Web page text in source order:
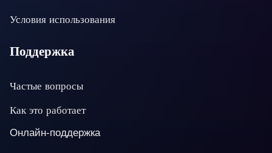
Условия использования
Поддержка
Частые вопросы
Как это работает
Онлайн-поддержка